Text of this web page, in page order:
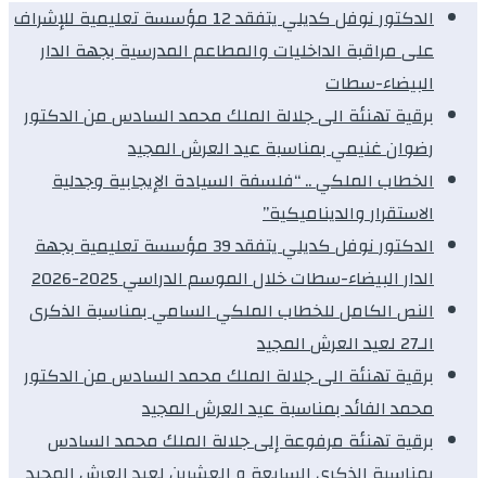
الدكتور نوفل كديلي يتفقد 12 مؤسسة تعليمية للإشراف
على مراقبة الداخليات والمطاعم المدرسية بجهة الدار
البيضاء-سطات
برقية تهنئة الى جلالة الملك محمد السادس من الدكتور
رضوان غنيمي بمناسبة عيد العرش المجيد
الخطاب الملكي .. “فلسفة السيادة الإيجابية وجدلية
الاستقرار والديناميكية”
الدكتور نوفل كديلي يتفقد 39 مؤسسة تعليمية بجهة
الدار البيضاء-سطات خلال الموسم الدراسي 2025-2026
النص الكامل للخطاب الملكي السامي بمناسبة الذكرى
الـ27 لعيد العرش المجيد
برقية تهنئة الى جلالة الملك محمد السادس من الدكتور
محمد الفائد بمناسبة عيد العرش المجيد
برقية تهنئة مرفوعة إلى جلالة الملك محمد السادس